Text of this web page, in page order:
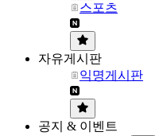
스포츠
자유게시판
익명게시판
공지 & 이벤트